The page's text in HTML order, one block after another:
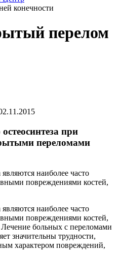
конечности
перелом
при
переломами
наиболее часто
повреждениями костей,
наиболее часто
повреждениями костей,
больных с переломами
значительны трудности,
характером повреждений,